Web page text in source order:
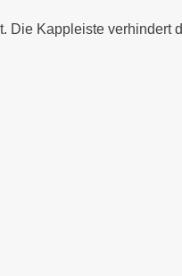
Die Kappleiste verhindert